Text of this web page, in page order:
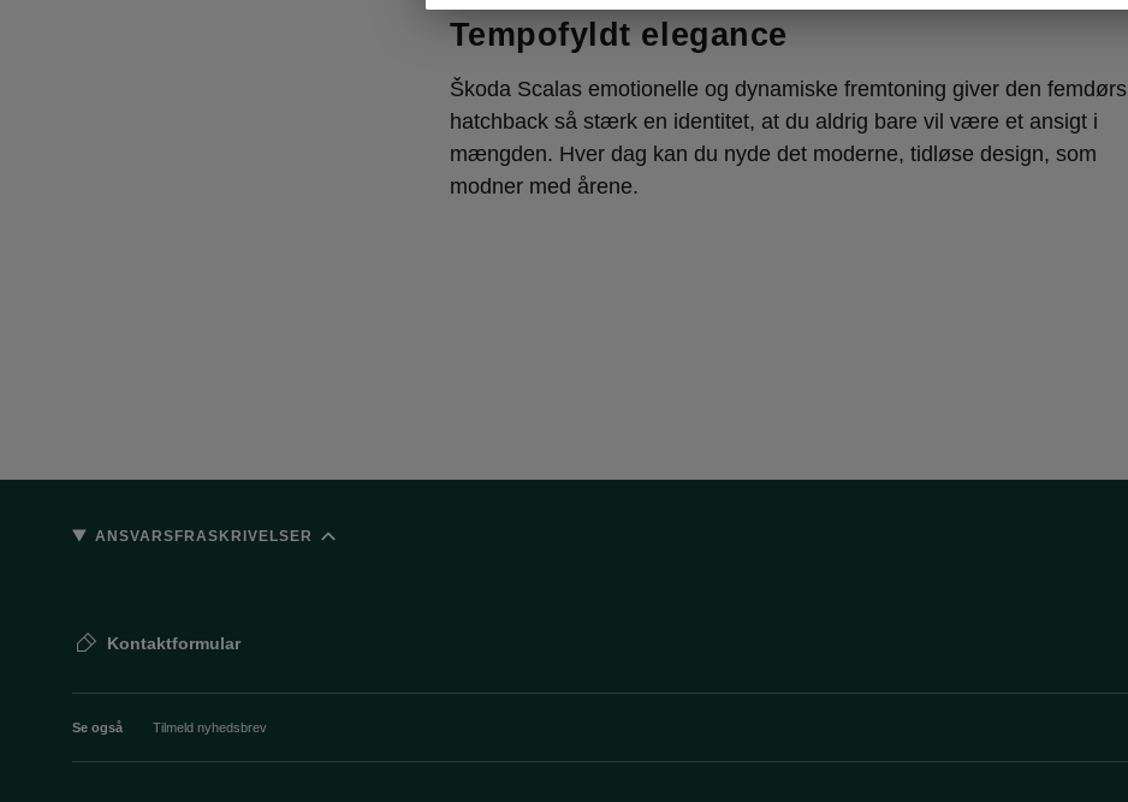
Tempofyldt elegance
Škoda Scalas emotionelle og dynamiske fremtoning giver den femdørs
hatchback så stærk en identitet, at du aldrig bare vil være et ansigt i
mængden. Hver dag kan du nyde det moderne, tidløse design, som
modner med årene.
ANSVARSFRASKRIVELSER
Kontaktformular
Se også Tilmeld nyhedsbrev